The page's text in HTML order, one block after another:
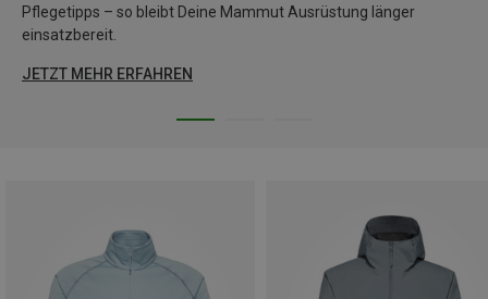
Pflegetipps – so bleibt Deine Mammut Ausrüstung länger
einsatzbereit.
JETZT MEHR ERFAHREN